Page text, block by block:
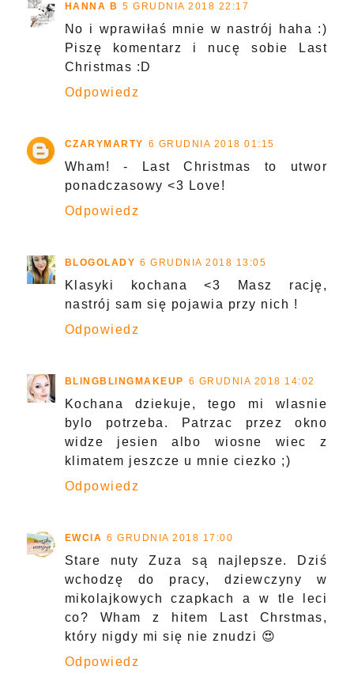
HANNA B 5 GRUDNIA 2018 22:17
No i wprawiłaś mnie w nastrój haha :)
Piszę komentarz i nucę sobie Last
Christmas :D
Odpowiedz
CZARYMARTY 6 GRUDNIA 2018 01:15
Wham! - Last Christmas to utwor
ponadczasowy <3 Love!
Odpowiedz
BLOGOLADY 6 GRUDNIA 2018 13:05
Klasyki kochana <3 Masz rację,
nastrój sam się pojawia przy nich !
Odpowiedz
BLINGBLINGMAKEUP 6 GRUDNIA 2018 14:02
Kochana dziekuje, tego mi wlasnie
bylo potrzeba. Patrzac przez okno
widze jesien albo wiosne wiec z
klimatem jeszcze u mnie ciezko ;)
Odpowiedz
EWCIA 6 GRUDNIA 2018 17:00
Stare nuty Zuza są najlepsze. Dziś
wchodzę do pracy, dziewczyny w
mikolajkowych czapkach a w tle leci
co? Wham z hitem Last Chrstmas,
który nigdy mi się nie znudzi 😍
Odpowiedz